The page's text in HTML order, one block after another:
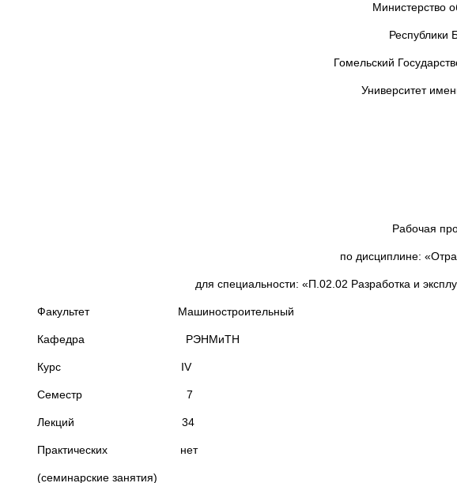
Министерство
Республики
Гомельский
Университет
Рабочая
по дисциплине:
для специальности: «П.02.02 Разработка и
Факультет Машиностроительный
Кафедра РЭНМиТН
Курс IV
Семестр 7
Лекций 34
Практических нет
(семинарские занятия)